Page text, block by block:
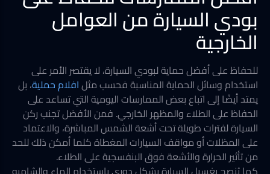
بودي السيارة من العوامل
الخارجية
للحفاظ على أفضل حماية لبودي السيارة، لا يقتصر الأمر على
استخدام وسائل الحماية المناسبة فحسب مثلافلام حملية، بل
يمتد أيضًا إلى اتباع بعض الممارسات اليومية التي تساعد على
الحفاظ على الطلاء والمظهر الخارجي. فمن الأفضل تجنب ركن
السيارة لفترات طويلة تحت أشعة الشمس المباشرة، والاعتماد
على المظلات أو مواقف السيارات المغطاة كلما أمكن ذلك للحد
من تأثير الحرارة والأشعة فوق البنفسجية على الطلاء.